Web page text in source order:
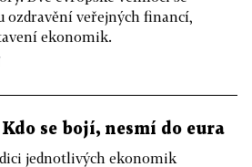
ozdravění veřejných financí,
ekonomik.
se bojí, nesmí do eura
jednotlivých ekonomik